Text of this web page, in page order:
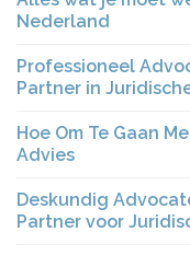
Nederland
Professioneel
Partner in
Hoe Om Te Gaan
Advies
Deskundig
Partner voor